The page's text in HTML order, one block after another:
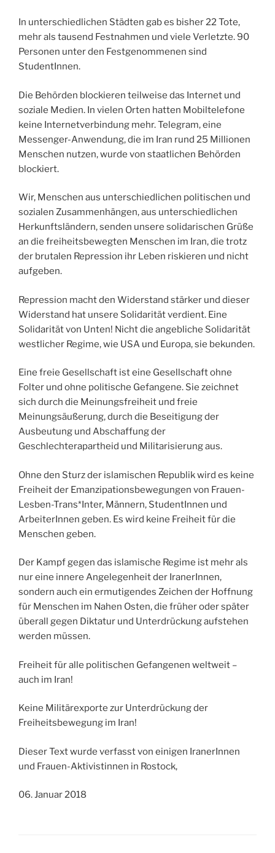
In unterschiedlichen Städten gab es bisher 22 Tote,
mehr als tausend Festnahmen und viele Verletzte. 90
Personen unter den Festgenommenen sind
StudentInnen.
Die Behörden blockieren teilweise das Internet und
soziale Medien. In vielen Orten hatten Mobiltelefone
keine Internetverbindung mehr. Telegram, eine
Messenger-Anwendung, die im Iran rund 25 Millionen
Menschen nutzen, wurde von staatlichen Behörden
blockiert.
Wir, Menschen aus unterschiedlichen politischen und
sozialen Zusammenhängen, aus unterschiedlichen
Herkunftsländern, senden unsere solidarischen Grüße
an die freiheitsbewegten Menschen im Iran, die trotz
der brutalen Repression ihr Leben riskieren und nicht
aufgeben.
Repression macht den Widerstand stärker und dieser
Widerstand hat unsere Solidarität verdient. Eine
Solidarität von Unten! Nicht die angebliche Solidarität
westlicher Regime, wie USA und Europa, sie bekunden.
Eine freie Gesellschaft ist eine Gesellschaft ohne
Folter und ohne politische Gefangene. Sie zeichnet
sich durch die Meinungsfreiheit und freie
Meinungsäußerung, durch die Beseitigung der
Ausbeutung und Abschaffung der
Geschlechterapartheid und Militarisierung aus.
Ohne den Sturz der islamischen Republik wird es keine
Freiheit der Emanzipationsbewegungen von Frauen-
Lesben-Trans*Inter, Männern, StudentInnen und
ArbeiterInnen geben. Es wird keine Freiheit für die
Menschen geben.
Der Kampf gegen das islamische Regime ist mehr als
nur eine innere Angelegenheit der IranerInnen,
sondern auch ein ermutigendes Zeichen der Hoffnung
für Menschen im Nahen Osten, die früher oder später
überall gegen Diktatur und Unterdrückung aufstehen
werden müssen.
Freiheit für alle politischen Gefangenen weltweit –
auch im Iran!
Keine Militärexporte zur Unterdrückung der
Freiheitsbewegung im Iran!
Dieser Text wurde verfasst von einigen IranerInnen
und Frauen-Aktivistinnen in Rostock,
06. Januar 2018